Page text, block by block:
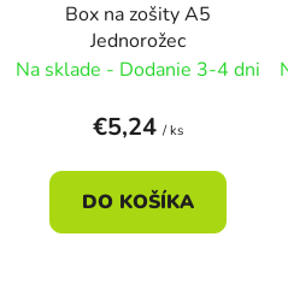
Box na zošity A5
Jednorožec
Na sklade - Dodanie 3-4 dni
€5,24 / ks
DO KOŠÍKA